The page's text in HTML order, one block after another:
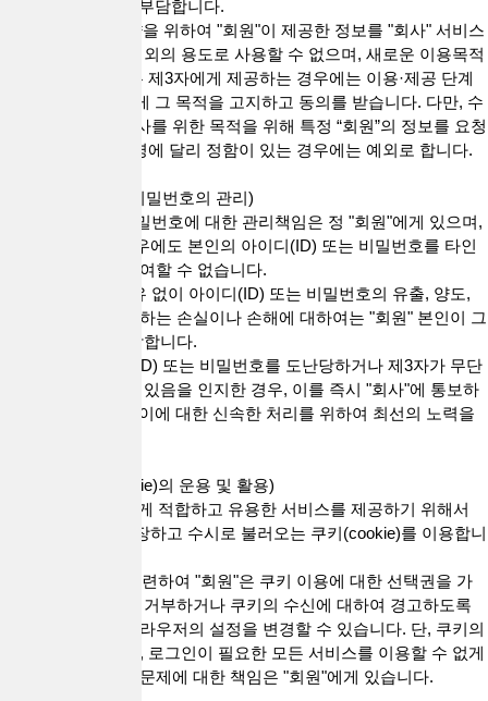
손해 역시 “회원”이 부담합니다.
3."회사"는 이용계약을 위하여 "회원"이 제공한 정보를 "회사" 서비스
운영을 위한 목적 이외의 용도로 사용할 수 없으며, 새로운 이용목적
이 발생한 경우 또는 제3자에게 제공하는 경우에는 이용·제공 단계
에서 당해 "회원"에게 그 목적을 고지하고 동의를 받습니다. 다만, 수
사기관에서 범죄수사를 위한 목적을 위해 특정 “회원”의 정보를 요청
한 경우 및 관련 법령에 달리 정함이 있는 경우에는 예외로 합니다.
제10조(아이디 및 비밀번호의 관리)
1. 아이디(ID) 및 비밀번호에 대한 관리책임은 정 "회원"에게 있으며,
"회원"은 어떠한 경우에도 본인의 아이디(ID) 또는 비밀번호를 타인
에게 양도하거나 대여할 수 없습니다.
2. "회사"의 귀책사유 없이 아이디(ID) 또는 비밀번호의 유출, 양도,
대여로 인하여 발생하는 손실이나 손해에 대하여는 "회원" 본인이 그
에 대한 책임을 부담합니다.
3. "회원"은 아이디(ID) 또는 비밀번호를 도난당하거나 제3자가 무단
으로 이를 사용하고 있음을 인지한 경우, 이를 즉시 "회사"에 통보하
여야 하고 "회사"는 이에 대한 신속한 처리를 위하여 최선의 노력을
제 11 조(쿠키(Cookie)의 운용 및 활용)
1."회사"는 "회원"에게 적합하고 유용한 서비스를 제공하기 위해서
"회원"의 정보를 저장하고 수시로 불러오는 쿠키(cookie)를 이용합니
2.본 조 제 1 항과 관련하여 "회원"은 쿠키 이용에 대한 선택권을 가
지며 쿠키의 수신을 거부하거나 쿠키의 수신에 대하여 경고하도록
이용하는 컴퓨터 브라우저의 설정을 변경할 수 있습니다. 단, 쿠키의
저장을 거부할 경우, 로그인이 필요한 모든 서비스를 이용할 수 없게
됨으로써 발생되는 문제에 대한 책임은 "회원"에게 있습니다.